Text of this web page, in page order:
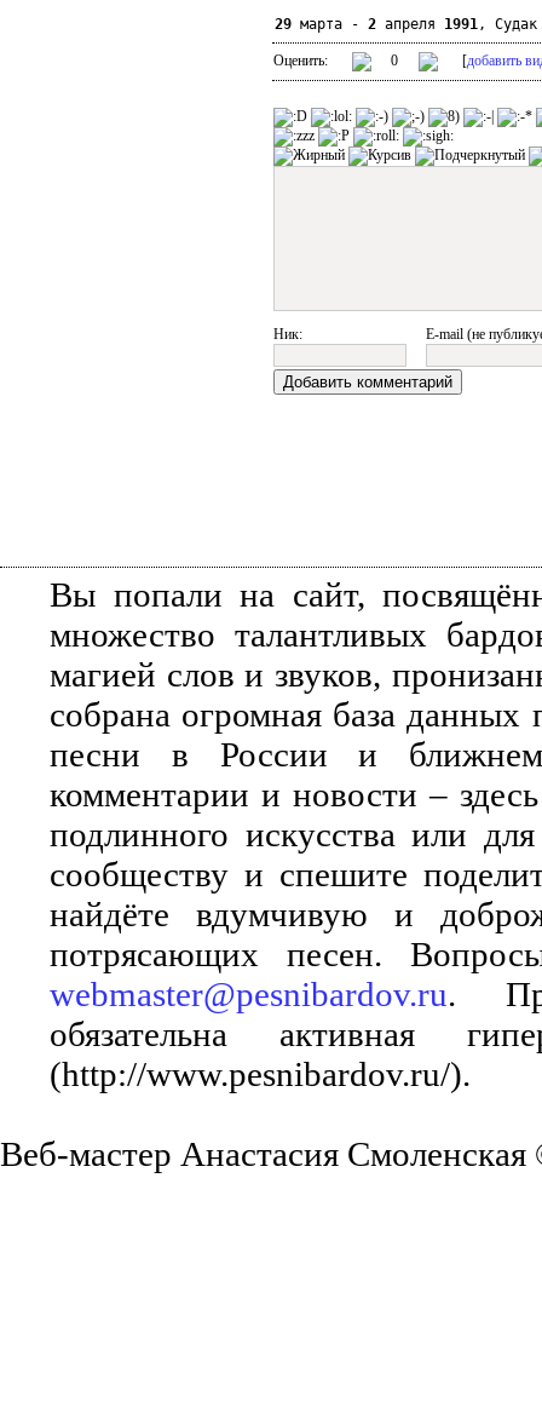
29 марта - 2 апреля 1991 ,
Оценить: 0 [добавить
Ник: E-mail (не
Вы попали на сайт,
множество талантливых
магией слов и звуков,
собрана огромная база
песни в России и ближнем
комментарии и новости –
подлинного искусства или
сообществу и спешите
найдёте вдумчивую и
потрясающих песен.
webmaster@pesnibardov.ru.
обязательна активная
(http://www.pesnibardov.ru/).
Веб-мастер Анастасия